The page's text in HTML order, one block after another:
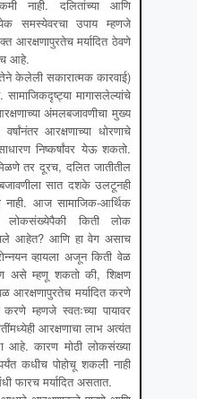
नाही. दलितांच्या आणि
समस्येवरचा उपाय म्हणजे
आरक्षणापुरतेच मर्यादित ठेवणे
आहे.
केलेली सकारात्मक कारवाई)
मागासलेल्यांचे
अंमलबजावणीचा मुख्य
वर्षांनंतर आरक्षणाच्या धोरणाचे
निष्कर्षांवर येऊ शकतो.
तर दूरच, दलित जातीतील
सात दशके उलटूनही
नाही. आज सामाजिक-आर्थिक
लोकसंख्येपैकी किती लोक
आहेत? आणि हा वेग असाच
व्हायला अजून किती वेळ
असे म्हणू शकतो की, शिक्षण
आरक्षणापुरतेच मर्यादित करणे
म्हणजे स्वतःच्या पायावर
आरक्षणाचा लाभ अत्यंत
आहे. कारण मोठी लोकसंख्या
कधीच पोहोचू शकली नाही
फारच मर्यादित असतात.